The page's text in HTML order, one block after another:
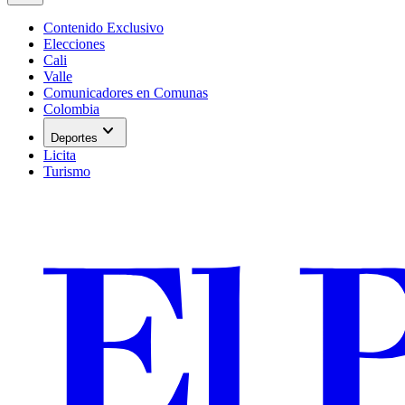
Contenido Exclusivo
Elecciones
Cali
Valle
Comunicadores en Comunas
Colombia
Deportes expand_more
Licita
Turismo